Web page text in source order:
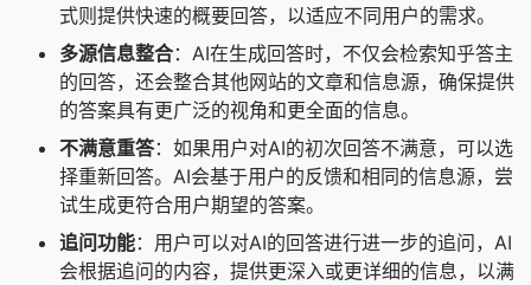
式则提供快速的概要回答，以适应不同用户的需求。
多源信息整合：AI在生成回答时，不仅会检索知乎答主
的回答，还会整合其他网站的文章和信息源，确保提供
的答案具有更广泛的视角和更全面的信息。
不满意重答：如果用户对AI的初次回答不满意，可以选
择重新回答。AI会基于用户的反馈和相同的信息源，尝
试生成更符合用户期望的答案。
追问功能：用户可以对AI的回答进行进一步的追问，AI
会根据追问的内容，提供更深入或更详细的信息，以满